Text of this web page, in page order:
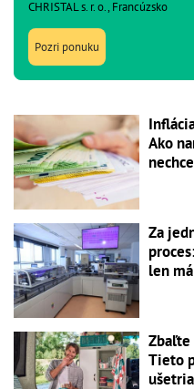
CHRISTAL s. r. o., Francúzsko
Pozri ponuku
Ako
Za
len
Zbaľte
Tieto